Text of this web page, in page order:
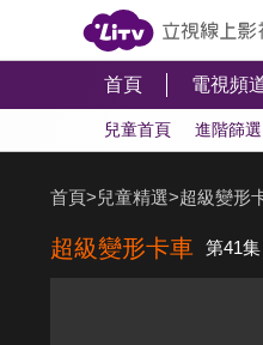
首頁 電視頻
兒童首頁 進階篩選
首頁>兒童精選>超級變形
超級變形卡車 第41